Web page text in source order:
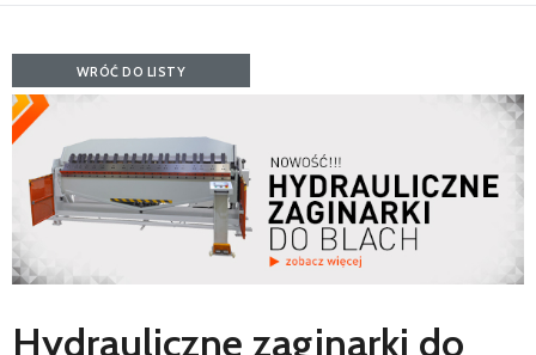
AKTUALNOŚCI
SERWIS
FINANSOWANIE
KATALOGI
O FIRMIE
WRÓĆ DO LISTY
Hydrauliczne zaginarki do